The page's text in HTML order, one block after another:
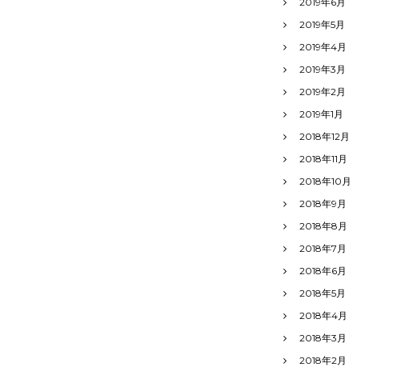
2019年5月
2019年4月
2019年3月
2019年2月
2019年1月
2018年12月
2018年11月
2018年10月
2018年9月
2018年8月
2018年7月
2018年6月
2018年5月
2018年4月
2018年3月
2018年2月